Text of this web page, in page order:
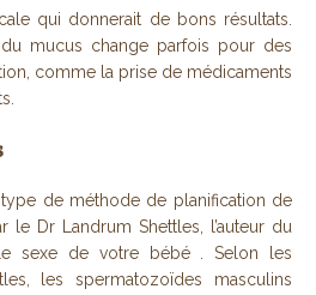
qui donnerait de bons résultats.
mucus change parfois pour des
comme la prise de médicaments
type de méthode de planification de
le Dr Landrum Shettles, l’auteur du
sexe de votre bébé . Selon les
les spermatozoïdes masculins